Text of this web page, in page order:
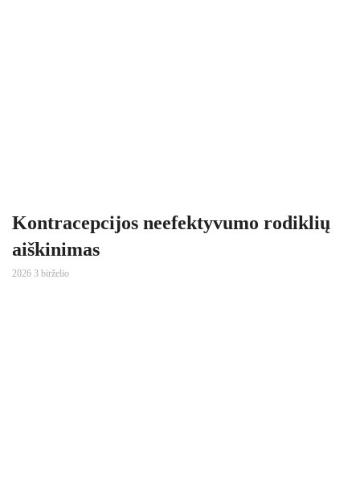
Kontracepcijos neefektyvumo rodiklių
aiškinimas
2026 3 birželio